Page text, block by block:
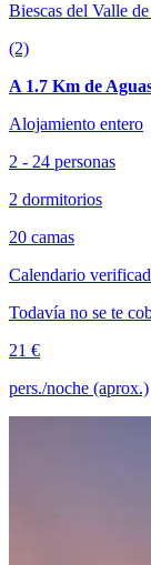
Biescas del Valle
(2)
A 1.7 Km de
Alojamiento entero
2 - 24 personas
2 dormitorios
20 camas
Calendario
Todavía no se te
21 €
pers./noche (aprox.)